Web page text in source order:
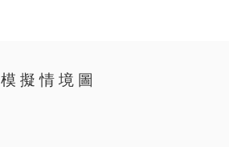
模擬情境圖